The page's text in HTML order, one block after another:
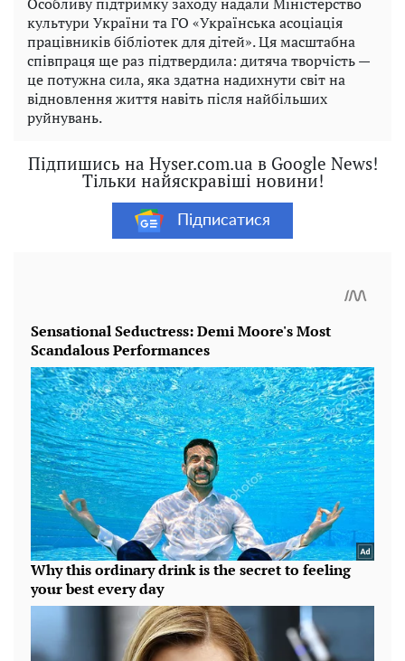
культури України та ГО «Українська асоціація
працівників бібліотек для дітей». Ця масштабна
співпраця ще раз підтвердила: дитяча творчість —
це потужна сила, яка здатна надихнути світ на
відновлення життя навіть після найбільших
руйнувань.
Підпишись на Hyser.com.ua в Google News!
Тільки найяскравіші новини!
Підписатися